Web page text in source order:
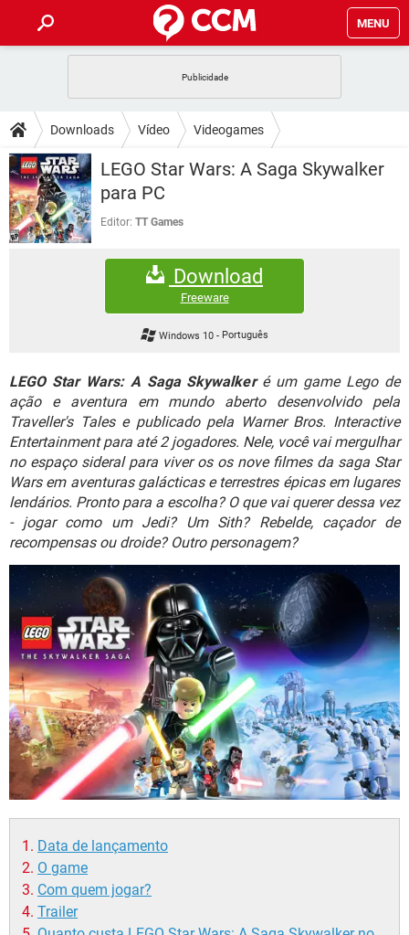
MENU
CELULAR FACEBOOK
OUTLOOK EXCEL
INSTAGRAM
GUIA DE COMPRAS
DICAS
JOGOS WHATSAPP
CELULAR
OUTLOOK
INSTAGRAM
DOWNLOADS
JOGOS
CELULAR
EXCEL
GMAIL
FÓRUM
JOGOS
FACEBOOK
EXCEL
GMAIL
WHATSAPP
INSTAGRAM GMAIL
GUIA DE COMPRAS
Downloads Vídeo Videogames
LEGO Star Wars: A Saga Skywalker
para PC
Editor: TT Games
Download
Freeware
Windows 10- Português
LEGO Star Wars: A Saga Skywalkeré um game Lego de
ação e aventura em mundo aberto desenvolvido pela
Traveller's Tales e publicado pela Warner Bros. Interactive
Entertainment para até 2 jogadores. Nele, você vai mergulhar
no espaço sideral para viver os os nove filmes da saga Star
Wars em aventuras galácticas e terrestres épicas em lugares
lendários. Pronto para a escolha? O que vai querer dessa vez
- jogar como um Jedi? Um Sith? Rebelde, caçador de
recompensas ou droide? Outro personagem?
Data de lançamento
O game
Com quem jogar?
Trailer